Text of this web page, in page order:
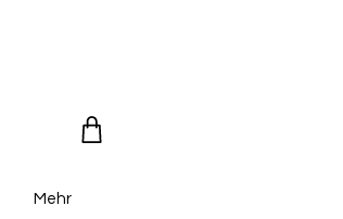
Mehr